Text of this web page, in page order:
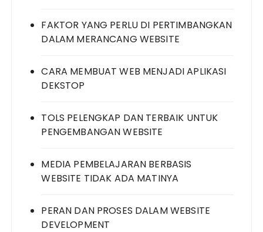
FAKTOR YANG PERLU DI PERTIMBANGKAN
DALAM MERANCANG WEBSITE
CARA MEMBUAT WEB MENJADI APLIKASI
DEKSTOP
TOLS PELENGKAP DAN TERBAIK UNTUK
PENGEMBANGAN WEBSITE
MEDIA PEMBELAJARAN BERBASIS
WEBSITE TIDAK ADA MATINYA
PERAN DAN PROSES DALAM WEBSITE
DEVELOPMENT